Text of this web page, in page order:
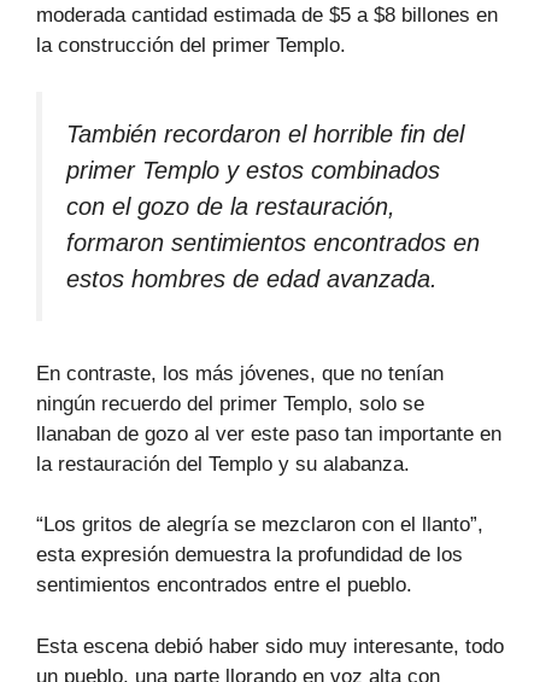
moderada cantidad estimada de $5 a $8 billones en
la construcción del primer Templo.
También recordaron el horrible fin del
primer Templo y estos combinados
con el gozo de la restauración,
formaron sentimientos encontrados en
estos hombres de edad avanzada.
En contraste, los más jóvenes, que no tenían
ningún recuerdo del primer Templo, solo se
llanaban de gozo al ver este paso tan importante en
la restauración del Templo y su alabanza.
“Los gritos de alegría se mezclaron con el llanto”,
esta expresión demuestra la profundidad de los
sentimientos encontrados entre el pueblo.
Esta escena debió haber sido muy interesante, todo
un pueblo, una parte llorando en voz alta con